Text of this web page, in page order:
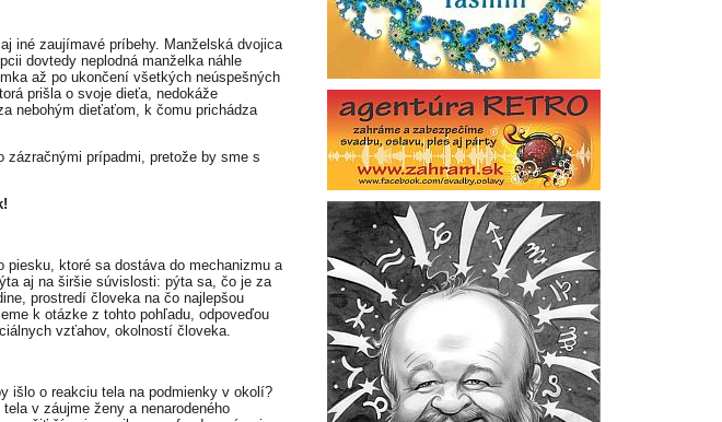
iné zaujímavé príbehy. Manželská dvojica
dovtedy neplodná manželka náhle
až po ukončení všetkých neúspešných
prišla o svoje dieťa, nedokáže
nebohým dieťaťom, k čomu prichádza
prípadmi, pretože by sme s
ktoré sa dostáva do mechanizmu a
aj na širšie súvislosti: pýta sa, čo je za
prostredí človeka na čo najlepšou
k otázke z tohto pohľadu, odpoveďou
vzťahov, okolností človeka.
išlo o reakciu tela na podmienky v okolí?
v záujme ženy a nenarodeného